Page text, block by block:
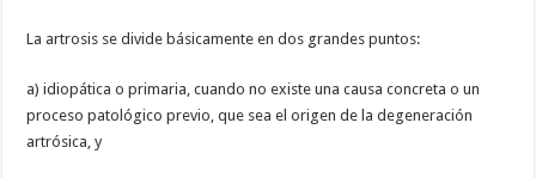
La artrosis se divide básicamente en dos grandes puntos:
a) idiopática o primaria, cuando no existe una causa concreta o un
proceso patológico previo, que sea el origen de la degeneración
artrósica, y